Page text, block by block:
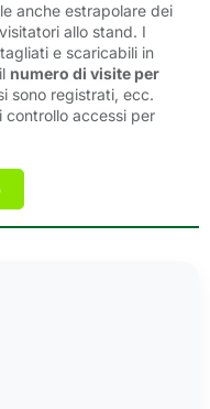
anche estrapolare dei
allo stand. I
e scaricabili in
numero di visite per
sono registrati, ecc.
accessi per